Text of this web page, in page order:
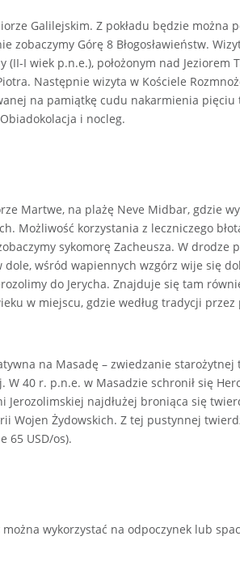
Galilejskim. Z pokładu będzie można
zobaczymy Górę 8 Błogosławieństw.
(II-I wiek p.n.e.), położonym nad Jeziorem
Następnie wizyta w Kościele
na pamiątkę cudu nakarmienia
i nocleg.
Martwe, na plażę Neve Midbar, gdzie
Możliwość korzystania z leczniczego
sykomorę Zacheusza. W drodze
wśród wapiennych wzgórz wije się
do Jerycha. Znajduje się tam
w miejscu, gdzie według tradycji
na Masadę – zwiedzanie
40 r. p.n.e. w Masadzie schronił się
Jerozolimskiej najdłużej broniąca się
Wojen Żydowskich. Z tej pustynnej
65 USD/os).
wykorzystać na odpoczynek lub